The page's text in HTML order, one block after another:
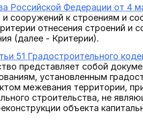
Российской Федерации от 4
и сооружений к строениям и
отнесения строений и
(далее - Критерии).
51 Градостроительного
представляет собой
установленным
межевания территории,
строительства, не
объекта